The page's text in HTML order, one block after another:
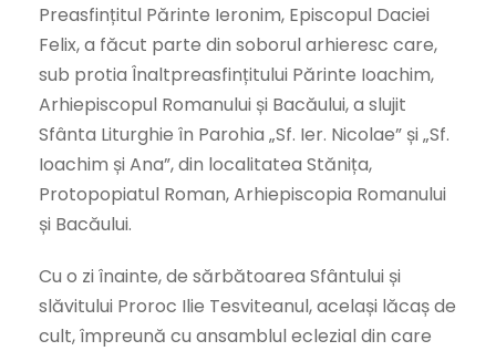
Preasfințitul Părinte Ieronim, Episcopul Daciei
Felix, a făcut parte din soborul arhieresc care,
sub protia Înaltpreasfințitului Părinte Ioachim,
Arhiepiscopul Romanului și Bacăului, a slujit
Sfânta Liturghie în Parohia „Sf. Ier. Nicolae” și „Sf.
Ioachim și Ana”, din localitatea Stănița,
Protopopiatul Roman, Arhiepiscopia Romanului
și Bacăului.
Cu o zi înainte, de sărbătoarea Sfântului și
slăvitului Proroc Ilie Tesviteanul, același lăcaș de
cult, împreună cu ansamblul eclezial din care